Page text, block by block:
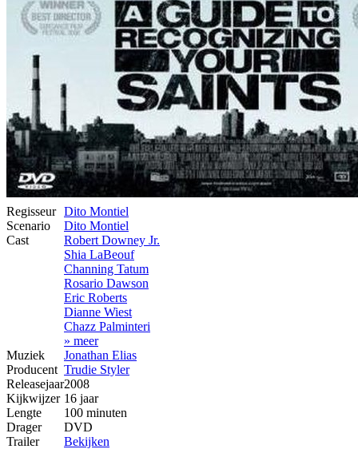
Regisseur Dito Montiel
Scenario
Dito Montiel
Cast
Robert Downey Jr.
Shia LaBeouf
Channing Tatum
Rosario Dawson
Eric Roberts
Dianne Wiest
Chazz Palminteri
» meer
Muziek
Jonathan Elias
Producent Trudie Styler
Releasejaar2008
Kijkwijzer 16 jaar
Lengte
100 minuten
Drager
DVD
Trailer
Bekijken